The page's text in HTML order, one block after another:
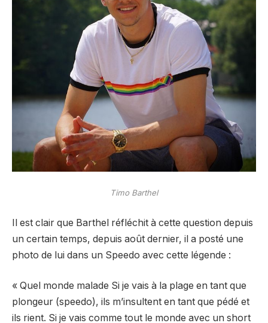
Timo Barthel
Il est clair que Barthel réfléchit à cette question depuis
un certain temps, depuis août dernier, il a posté une
photo de lui dans un Speedo avec cette légende :
« Quel monde malade Si je vais à la plage en tant que
plongeur (speedo), ils m’insultent en tant que pédé et
ils rient. Si je vais comme tout le monde avec un short